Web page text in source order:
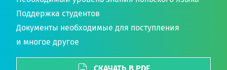
Поддержка студентов
Документы необходимые для поступления
и многое другое